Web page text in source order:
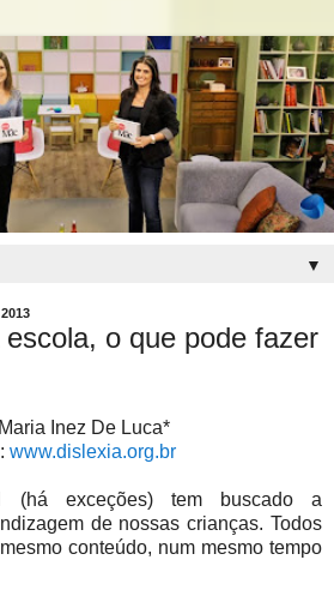
▼
o que pode fazer
Inez De Luca*
www.dislexia.org.br
exceções) tem buscado a
de nossas crianças. Todos
conteúdo, num mesmo tempo